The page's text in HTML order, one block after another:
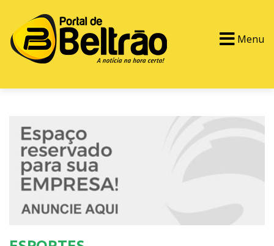
Menu